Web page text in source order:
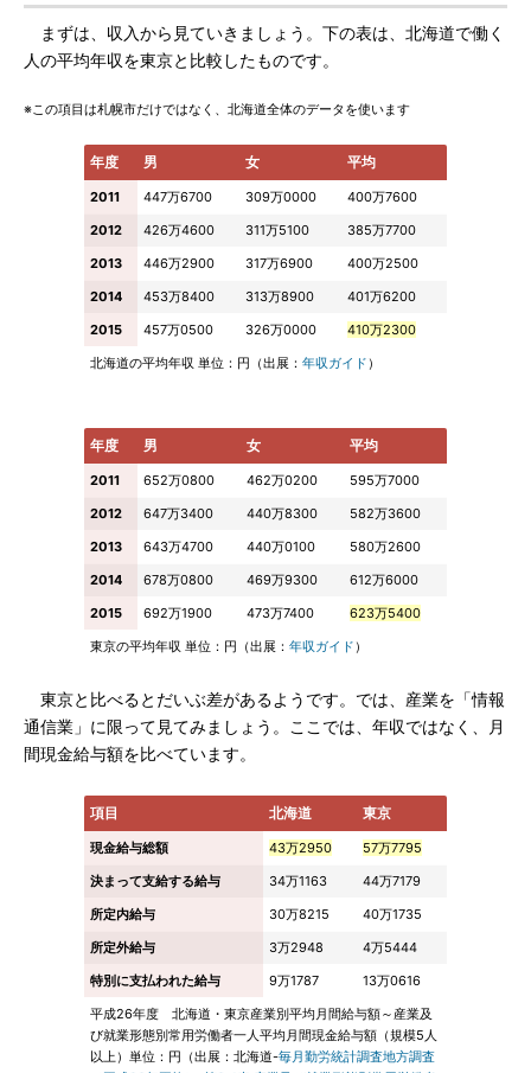
まずは、収入から見ていきましょう。下の表は、北海道で働く
人の平均年収を東京と比較したものです。
※この項目は札幌市だけではなく、北海道全体のデータを使います
年度 男 女 平均
2011 447万6700 309万0000
400万7600
2012
426万4600 311万5100
385万7700
2013
446万2900 317万6900
400万2500
2014
453万8400 313万8900
401万6200
2015
457万0500 326万0000
410万2300
北海道の平均年収 単位：円（出展： 年収ガイド）
年度 男 女 平均
2011 652万0800 462万0200
595万7000
2012
647万3400 440万8300
582万3600
2013
643万4700 440万0100
580万2600
2014
678万0800 469万9300
612万6000
2015
692万1900 473万7400
623万5400
東京の平均年収 単位：円（出展： 年収ガイド）
東京と比べるとだいぶ差があるようです。では、産業を「情報
通信業」に限って見てみましょう。ここでは、年収ではなく、月
間現金給与額を比べています。
項目 北海道 東京
現金給与総額 43万2950
57万7795
決まって支給する給与
34万1163
44万7179
所定内給与
30万8215
40万1735
所定外給与
3万2948
4万5444
特別に支払われた給与
9万1787
13万0616
平成26年度 北海道・東京産業別平均月間給与額～産業及
び就業形態別常用労働者一人平均月間現金給与額（規模5人
以上）単位：円（出展：北海道-毎月勤労統計調査地方調査